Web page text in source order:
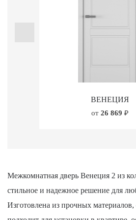
ВЕНЕЦИЯ
от 26 869 ₽
Межкомнатная дверь Венеция 2 из
стильное и надежное решение для
Изготовлена из прочных материалов,